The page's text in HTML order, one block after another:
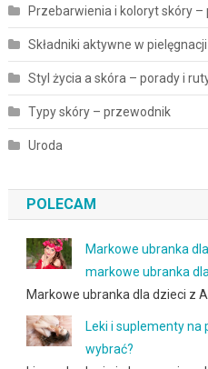
Przebarwienia i koloryt skóry –
Składniki aktywne w
Styl życia a skóra – porady i
Typy skóry – przewodnik
Uroda
POLECAM
Markowe ubranka
markowe ubranka
Markowe ubranka dla dzieci z
Leki i suplementy na
wybrać?